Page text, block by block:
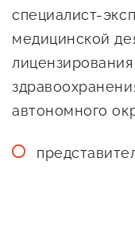
Центр
О
Центр
специалист-
медицинской
автономного